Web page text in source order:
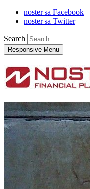
noster sa Facebook
noster sa Twitter
Search
Responsive Menu